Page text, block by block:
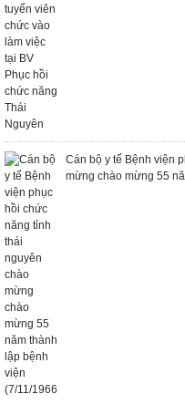
Cán bộ y tế Bệnh viện
mừng chào mừng 55